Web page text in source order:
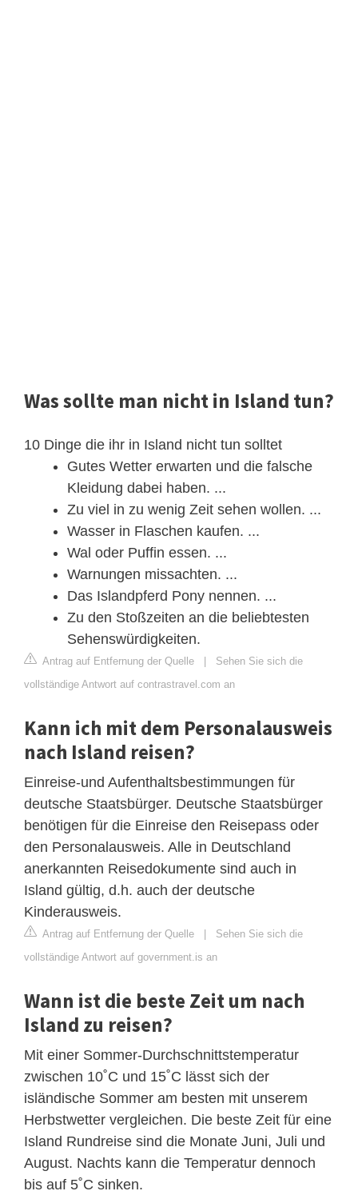
Was sollte man nicht in Island tun?
10 Dinge die ihr in Island nicht tun solltet
Gutes Wetter erwarten und die falsche
Kleidung dabei haben. ...
Zu viel in zu wenig Zeit sehen wollen. ...
Wasser in Flaschen kaufen. ...
Wal oder Puffin essen. ...
Warnungen missachten. ...
Das Islandpferd Pony nennen. ...
Zu den Stoßzeiten an die beliebtesten
Sehenswürdigkeiten.
Antrag auf Entfernung der Quelle | Sehen Sie sich die
vollständige Antwort auf contrastravel.com an
Kann ich mit dem Personalausweis
nach Island reisen?
Einreise-und Aufenthaltsbestimmungen für
deutsche Staatsbürger. Deutsche Staatsbürger
benötigen für die Einreise den Reisepass oder
den Personalausweis. Alle in Deutschland
anerkannten Reisedokumente sind auch in
Island gültig, d.h. auch der deutsche
Kinderausweis.
Antrag auf Entfernung der Quelle | Sehen Sie sich die
vollständige Antwort auf government.is an
Wann ist die beste Zeit um nach
Island zu reisen?
Mit einer Sommer-Durchschnittstemperatur
zwischen 10˚C und 15˚C lässt sich der
isländische Sommer am besten mit unserem
Herbstwetter vergleichen. Die beste Zeit für eine
Island Rundreise sind die Monate Juni, Juli und
August. Nachts kann die Temperatur dennoch
bis auf 5˚C sinken.